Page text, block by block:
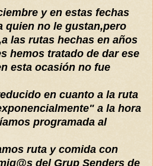
y en estas fechas
quien no le gustan,pero
las rutas hechas en años
hemos tratado de dar ese
esta ocasión no fue
en cuanto a la ruta
a la hora
programada al
ruta y comida con
del Grup Senders de